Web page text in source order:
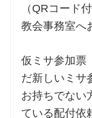
（QRコード
教会事務室へ
仮ミサ参加票
だ新しいミサ
お持ちでない
ている配付依